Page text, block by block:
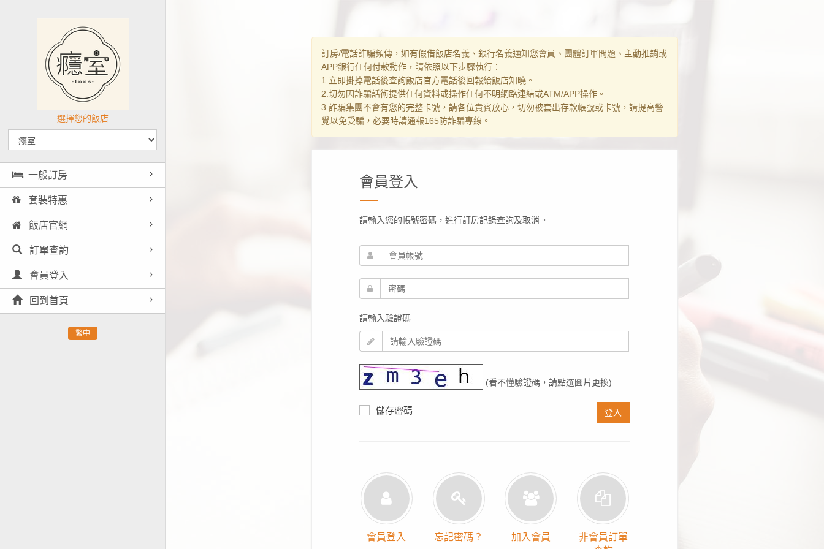
選擇您的飯店
一般訂房
套裝特惠
飯店官網
訂單查詢
會員登入
回到首頁
繁中
訂房/電話詐騙頻傳，如有假借飯店名義、銀行名義通知您會員、團體訂單問題、主動推銷或
APP銀行任何付款動作，請依照以下步驟執行：
1.立即掛掉電話後查詢飯店官方電話後回報給飯店知曉。
2.切勿因詐騙話術提供任何資料或操作任何不明網路連結或ATM/APP操作。
3.詐騙集團不會有您的完整卡號，請各位貴賓放心，切勿被套出存款帳號或卡號，請提高警
覺以免受騙，必要時請通報165防詐騙專線。
會員登入
請輸入您的帳號密碼，進行訂房記錄查詢及取消。
請輸入驗證碼
(看不懂驗證碼，請點選圖片更換)
儲存密碼 登入
會員登入 忘記密碼？ 加入會員
非會員訂單